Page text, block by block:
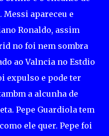
apareceu e
Ronaldo, assim
no foi nem sombra
ao Valncia no Estdio
expulso e pode ter
a alcunha de
Pepe Guardiola tem
ele quer. Pepe foi